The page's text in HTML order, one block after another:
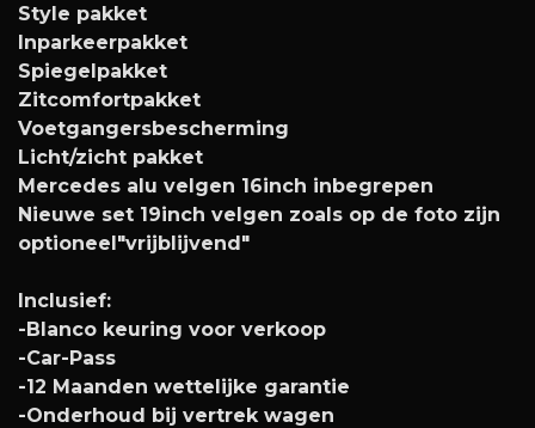
Style pakket
Inparkeerpakket
Spiegelpakket
Zitcomfortpakket
Voetgangersbescherming
Licht/zicht pakket
Mercedes alu velgen 16inch inbegrepen
Nieuwe set 19inch velgen zoals op de foto zijn
optioneel"vrijblijvend"
Inclusief:
-Blanco keuring voor verkoop
-Car-Pass
-12 Maanden wettelijke garantie
-Onderhoud bij vertrek wagen